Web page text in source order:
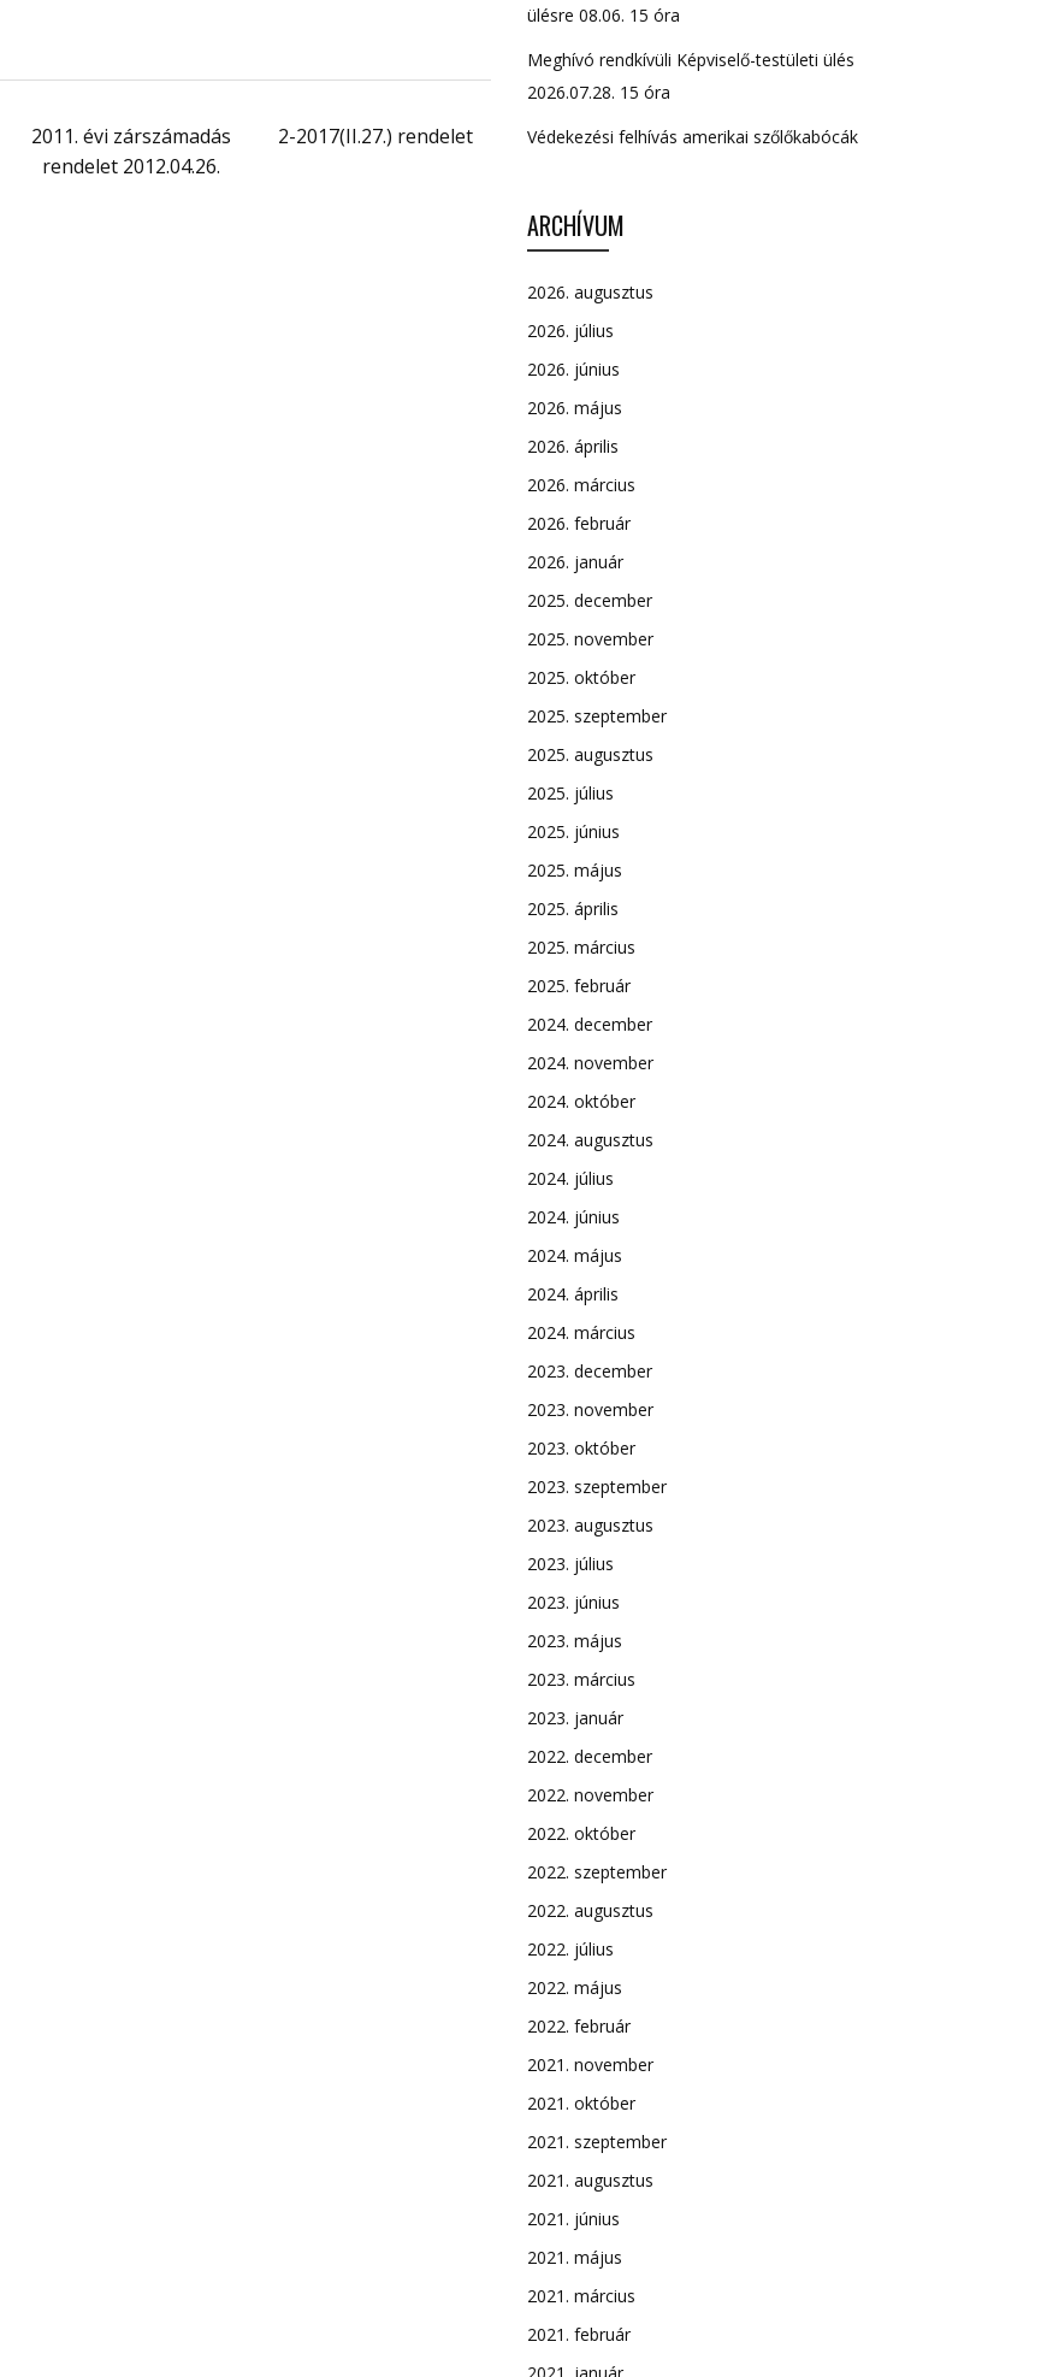
2011. évi zárszámadás
rendelet 2012.04.26.
2-2017(II.27.) rendelet
ülésre 08.06. 15 óra
Meghívó rendkívüli Képviselő-testületi ülés
2026.07.28. 15 óra
Védekezési felhívás amerikai szőlőkabócák
ARCHÍVUM
2026. augusztus
2026. július
2026. június
2026. május
2026. április
2026. március
2026. február
2026. január
2025. december
2025. november
2025. október
2025. szeptember
2025. augusztus
2025. július
2025. június
2025. május
2025. április
2025. március
2025. február
2024. december
2024. november
2024. október
2024. augusztus
2024. július
2024. június
2024. május
2024. április
2024. március
2023. december
2023. november
2023. október
2023. szeptember
2023. augusztus
2023. július
2023. június
2023. május
2023. március
2023. január
2022. december
2022. november
2022. október
2022. szeptember
2022. augusztus
2022. július
2022. május
2022. február
2021. november
2021. október
2021. szeptember
2021. augusztus
2021. június
2021. május
2021. március
2021. február